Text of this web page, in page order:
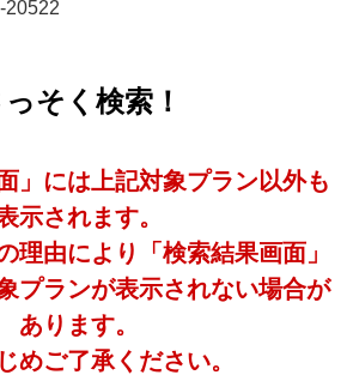
20522
っそく検索！
」には上記対象プラン以外も
示されます。
理由により「検索結果画面」
プランが表示されない場合が
あります。
めご了承ください。